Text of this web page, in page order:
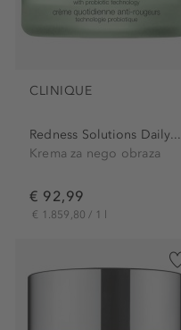
CLINIQUE
Redness Solutions Daily...
Krema za nego obraza
€ 92,99
€ 1.859,80 / 1 l